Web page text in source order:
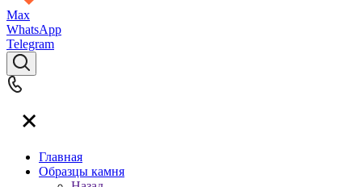
Max
WhatsApp
Telegram
Главная
Образцы камня